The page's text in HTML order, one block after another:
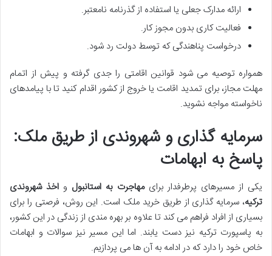
ارائه مدارک جعلی یا استفاده از گذرنامه نامعتبر.
فعالیت کاری بدون مجوز کار.
درخواست پناهندگی که توسط دولت رد شود.
همواره توصیه می شود قوانین اقامتی را جدی گرفته و پیش از اتمام
مهلت مجاز، برای تمدید اقامت یا خروج از کشور اقدام کنید تا با پیامدهای
ناخواسته مواجه نشوید.
سرمایه گذاری و شهروندی از طریق ملک:
پاسخ به ابهامات
یکی از مسیرهای پرطرفدار برایمهاجرت به استانبول و اخذ شهروندی
ترکیه، سرمایه گذاری از طریق خرید ملک است. این روش، فرصتی را برای
بسیاری از افراد فراهم می کند تا علاوه بر بهره مندی از زندگی در این کشور،
به پاسپورت ترکیه نیز دست یابند. اما این مسیر نیز سوالات و ابهامات
خاص خود را دارد که در ادامه به آن ها می پردازیم.